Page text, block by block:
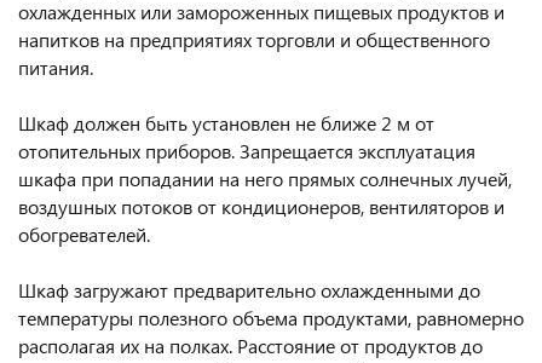
охлажденных или замороженных пищевых продуктов и
напитков на предприятиях торговли и общественного
питания.
Шкаф должен быть установлен не ближе 2 м от
отопительных приборов. Запрещается эксплуатация
шкафа при попадании на него прямых солнечных лучей,
воздушных потоков от кондиционеров, вентиляторов и
обогревателей.
Шкаф загружают предварительно охлажденными до
температуры полезного объема продуктами, равномерно
располагая их на полках. Расстояние от продуктов до